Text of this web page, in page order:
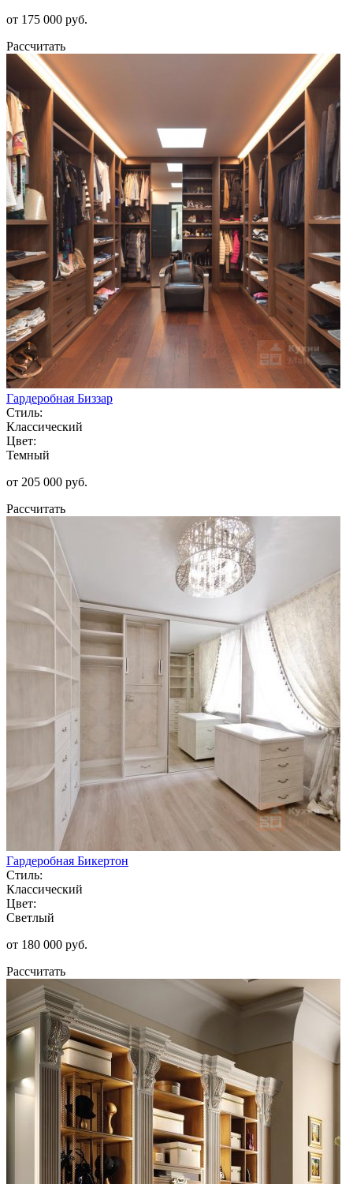
от 175 000 руб.
Рассчитать
Гардеробная Биззар
Стиль:
Классический
Цвет:
Темный
от 205 000 руб.
Рассчитать
Гардеробная Бикертон
Стиль:
Классический
Цвет:
Светлый
от 180 000 руб.
Рассчитать